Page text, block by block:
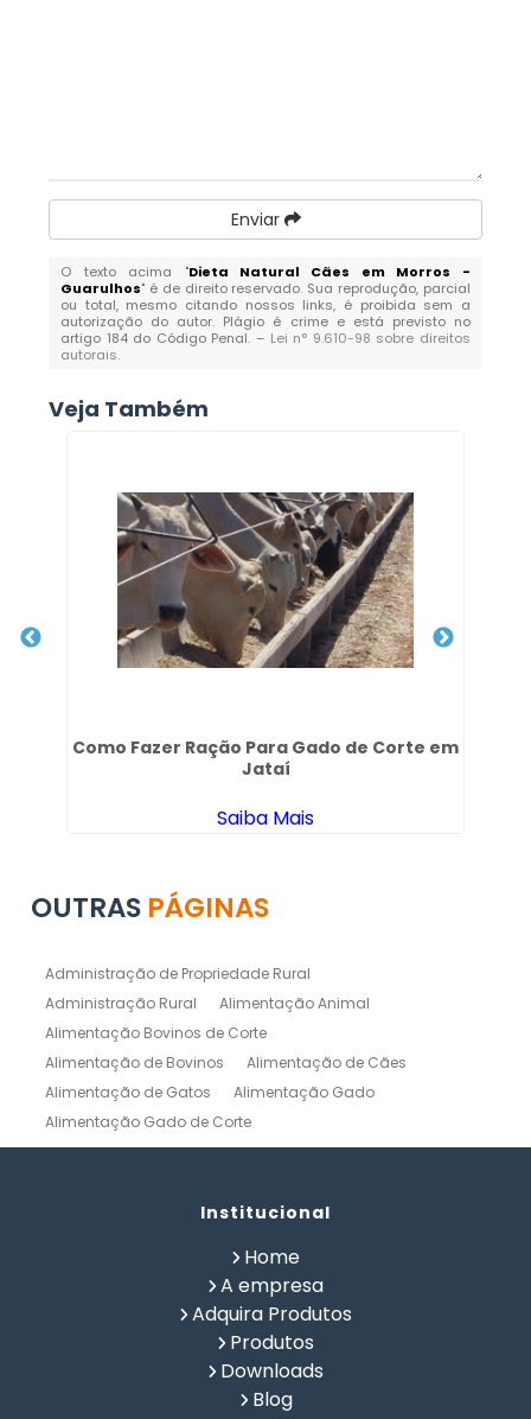
Enviar
O texto acima "Dieta Natural Cães em Morros -
Guarulhos" é de direito reservado. Sua reprodução, parcial
ou total, mesmo citando nossos links, é proibida sem a
autorização do autor. Plágio é crime e está previsto no
artigo 184 do Código Penal. – Lei n° 9.610-98 sobre direitos
autorais.
Veja Também
Como Fazer Ração Para Gado de Corte em
Jataí
Saiba Mais
OUTRAS PÁGINAS
Administração de Propriedade Rural
Administração Rural
Alimentação Animal
Alimentação Bovinos de Corte
Alimentação de Bovinos
Alimentação de Cães
Alimentação de Gatos
Alimentação Gado
Alimentação Gado de Corte
Alimentação Gado de Leite
Alimentação Natural Cães
Alimentação Natural Pets
Alimentação Pet
Calculo de Ração para Bovinos
Como Fazer Ração para Gado de Corte
Como Fazer Ração para Gado de Leite
Composição Química de Alimentos
Controle de Fazenda
Institucional
Home
A empresa
Adquira Produtos
Produtos
Downloads
Blog